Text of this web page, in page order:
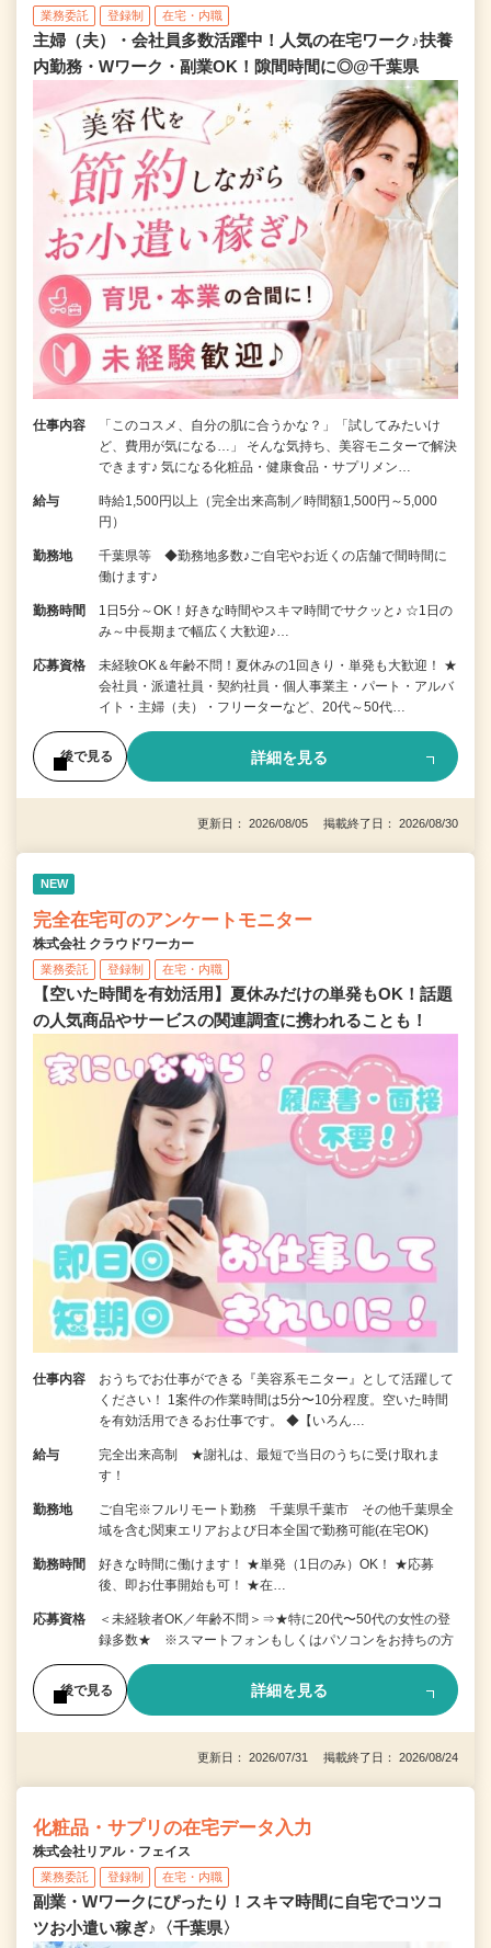
業務委託 登録制 在宅・内職
主婦（夫）・会社員多数活躍中！人気の在宅ワーク♪扶養
内勤務・Wワーク・副業OK！隙間時間に◎@千葉県
仕事内容
「このコスメ、自分の肌に合うかな？」「試してみたいけ
ど、費用が気になる…」 そんな気持ち、美容モニターで解決
できます♪ 気になる化粧品・健康食品・サプリメン…
給与
時給1,500円以上（完全出来高制／時間額1,500円～5,000
円）
勤務地
千葉県等 ◆勤務地多数♪ご自宅やお近くの店舗で間時間に
働けます♪
勤務時間
1日5分～OK！好きな時間やスキマ時間でサクッと♪ ☆1日の
み～中長期まで幅広く大歓迎♪…
応募資格
未経験OK＆年齢不問！夏休みの1回きり・単発も大歓迎！ ★
会社員・派遣社員・契約社員・個人事業主・パート・アルバ
イト・主婦（夫）・フリーターなど、20代～50代…
後で見る 詳細を見る
更新日： 2026/08/05 掲載終了日： 2026/08/30
NEW
完全在宅可のアンケートモニター
株式会社 クラウドワーカー
業務委託 登録制 在宅・内職
【空いた時間を有効活用】夏休みだけの単発もOK！話題
の人気商品やサービスの関連調査に携われることも！
仕事内容
おうちでお仕事ができる『美容系モニター』として活躍して
ください！ 1案件の作業時間は5分〜10分程度。空いた時間
を有効活用できるお仕事です。 ◆【いろん…
給与
完全出来高制 ★謝礼は、最短で当日のうちに受け取れま
す！
勤務地
ご自宅※フルリモート勤務 千葉県千葉市 その他千葉県全
域を含む関東エリアおよび日本全国で勤務可能(在宅OK)
勤務時間
好きな時間に働けます！ ★単発（1日のみ）OK！ ★応募
後、即お仕事開始も可！ ★在…
応募資格
＜未経験者OK／年齢不問＞⇒★特に20代〜50代の女性の登
録多数★ ※スマートフォンもしくはパソコンをお持ちの方
後で見る 詳細を見る
更新日： 2026/07/31 掲載終了日： 2026/08/24
化粧品・サプリの在宅データ入力
株式会社リアル・フェイス
業務委託 登録制 在宅・内職
副業・Wワークにぴったり！スキマ時間に自宅でコツコ
ツお小遣い稼ぎ♪〈千葉県〉